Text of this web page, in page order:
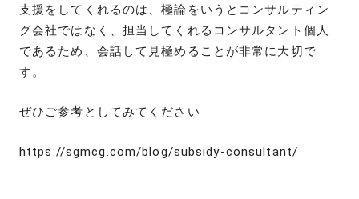
支援をしてくれるのは、極論をいうとコンサルティン
グ会社ではなく、担当してくれるコンサルタント個人
であるため、会話して見極めることが非常に大切で
す。
ぜひご参考としてみてください
https://sgmcg.com/blog/subsidy-consultant/